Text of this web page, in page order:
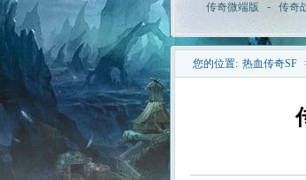
传奇微端版
- 传奇
您的位置: 热血传奇SF